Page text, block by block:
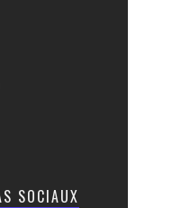
SOCIAUX